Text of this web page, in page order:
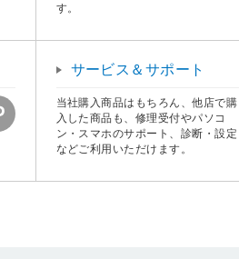
す。
サービス＆サポート
当社購入商品はもちろん、他店で購
入した商品も、修理受付やパソコ
ン・スマホのサポート、診断・設定
などご利用いただけます。